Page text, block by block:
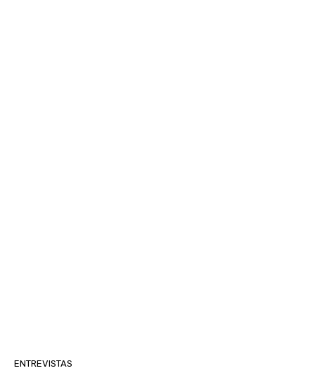
ENTREVISTAS